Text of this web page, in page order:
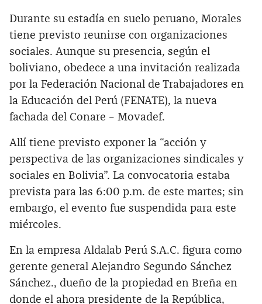
Durante su estadía en suelo peruano, Morales
tiene previsto reunirse con organizaciones
sociales. Aunque su presencia, según el
boliviano, obedece a una invitación realizada
por la Federación Nacional de Trabajadores en
la Educación del Perú (FENATE), la nueva
fachada del Conare – Movadef.
Allí tiene previsto exponer la “acción y
perspectiva de las organizaciones sindicales y
sociales en Bolivia”. La convocatoria estaba
prevista para las 6:00 p.m. de este martes; sin
embargo, el evento fue suspendida para este
miércoles.
En la empresa Aldalab Perú S.A.C. figura como
gerente general Alejandro Segundo Sánchez
Sánchez., dueño de la propiedad en Breña en
donde el ahora presidente de la República,